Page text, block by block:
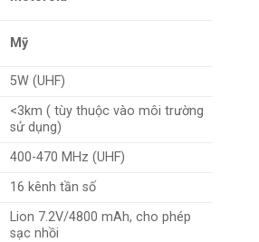
Mỹ
5W (UHF)
<3km ( tùy thuộc vào môi trường
sử dụng)
400-470 MHz (UHF)
16 kênh tần số
Lion 7.2V/4800 mAh, cho phép
sạc nhồi